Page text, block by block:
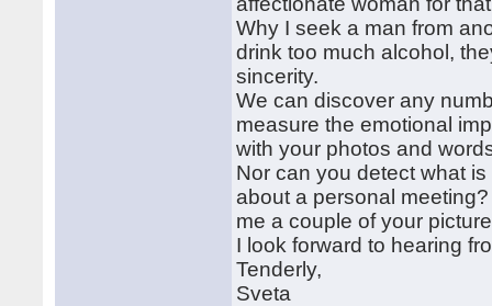
Why I seek a man from
drink too much alcohol,
sincerity.
We can discover any
measure the emotional
with your photos and
Nor can you detect what
about a personal
me a couple of your
I look forward to hearing
Tenderly,
Sveta